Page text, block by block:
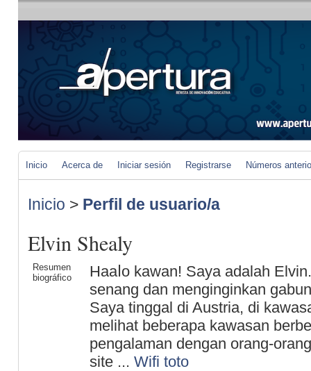
Inicio Acerca de Iniciar sesión Registrarse Números
Inicio > Perfil de usuario/a
Elvin Shealy
Resumen
biográfico
Haaⅼo kawan! Saya adalah
senang dan menginginkan
Saya tinggal di Austria, di
meliһat beberaрa kawasan
pengalaman dengan orang-
site ... Wifi toto